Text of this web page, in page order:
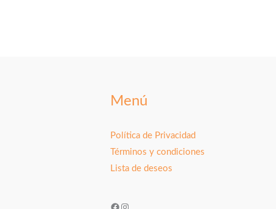
Menú
Política de Privacidad
Términos y condiciones
Lista de deseos
Facebook
Instagram